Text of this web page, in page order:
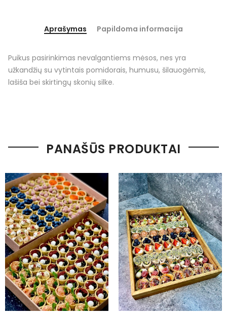
Aprašymas Papildoma informacija
Puikus pasirinkimas nevalgantiems mėsos, nes yra
užkandžių su vytintais pomidorais, humusu, šilauogėmis,
lašiša bei skirtingų skonių silke.
PANAŠŪS PRODUKTAI